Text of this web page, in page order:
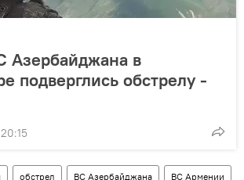
Азербайджана в
подверглись обстрелу -
обстрел ВС Азербайджана ВС Армении